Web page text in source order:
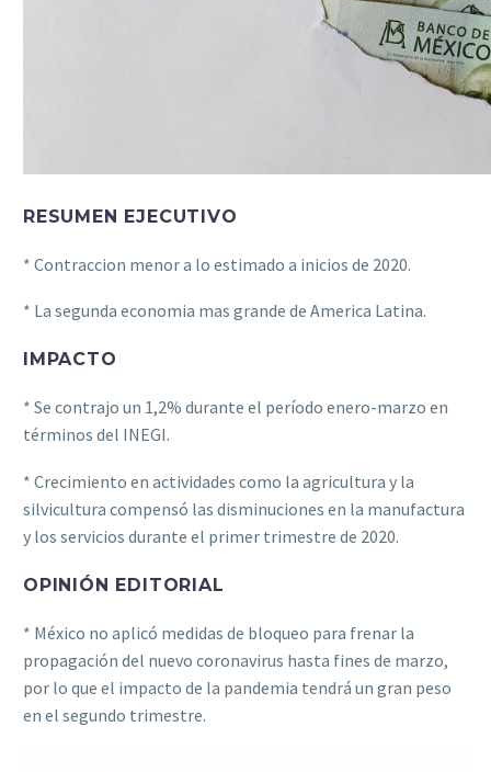
RESUMEN EJECUTIVO
* Contraccion menor a lo estimado a inicios de 2020.
* La segunda economia mas grande de America Latina.
IMPACTO
* Se contrajo un 1,2% durante el período enero-marzo en
términos del INEGI.
* Crecimiento en actividades como la agricultura y la
silvicultura compensó las disminuciones en la manufactura
y los servicios durante el primer trimestre de 2020.
OPINIÓN EDITORIAL
* México no aplicó medidas de bloqueo para frenar la
propagación del nuevo coronavirus hasta fines de marzo,
por lo que el impacto de la pandemia tendrá un gran peso
en el segundo trimestre.